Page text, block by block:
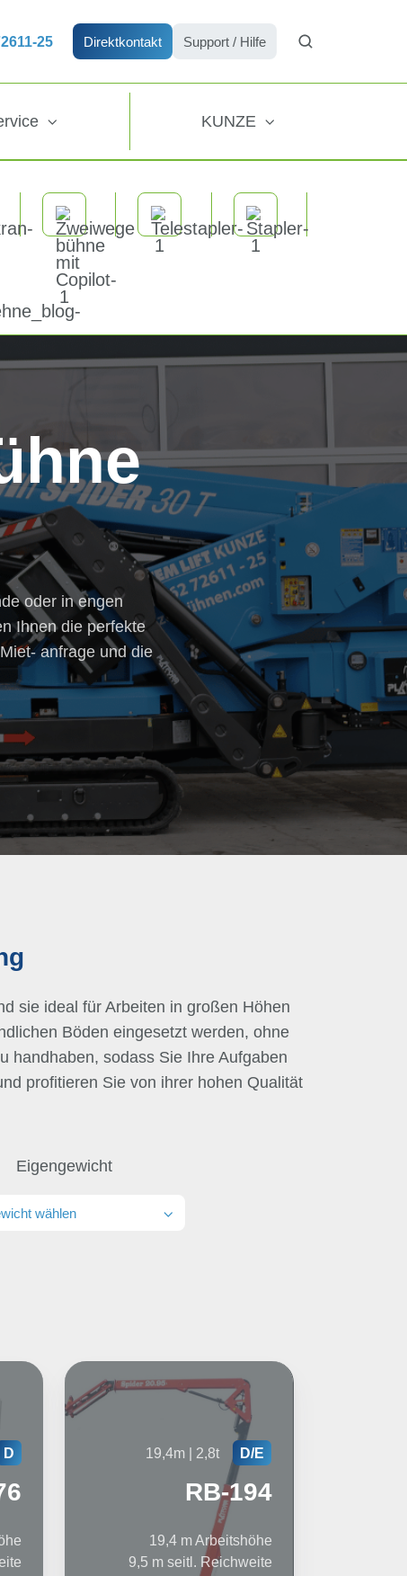
25 Direktkontakt Support / Hilfe
KUNZE
oder in engen
Ihnen die perfekte
anfrage und die
sie ideal für Arbeiten in großen Höhen
Böden eingesetzt werden, ohne
handhaben, sodass Sie Ihre Aufgaben
profitieren Sie von ihrer hohen Qualität
Eigengewicht
wählen
D D/E
19,4m | 2,8t
RB-194
19,4 m Arbeitshöhe
9,5 m seitl. Reichweite